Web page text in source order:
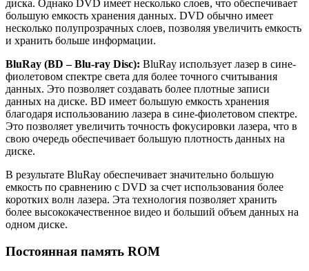
диска. Однако DVD имеет несколько слоев, что обеспечивает
большую емкость хранения данных. DVD обычно имеет
несколько полупрозрачных слоев, позволяя увеличить емкость
и хранить больше информации.
BluRay (BD – Blu-ray Disc): BluRay использует лазер в сине-
фиолетовом спектре света для более точного считывания
данных. Это позволяет создавать более плотные записи
данных на диске. BD имеет большую емкость хранения
благодаря использованию лазера в сине-фиолетовом спектре.
Это позволяет увеличить точность фокусировки лазера, что в
свою очередь обеспечивает большую плотность данных на
диске.
В результате BluRay обеспечивает значительно большую
емкость по сравнению с DVD за счет использования более
коротких волн лазера. Эта технология позволяет хранить
более высококачественное видео и больший объем данных на
одном диске.
Постоянная память ROM